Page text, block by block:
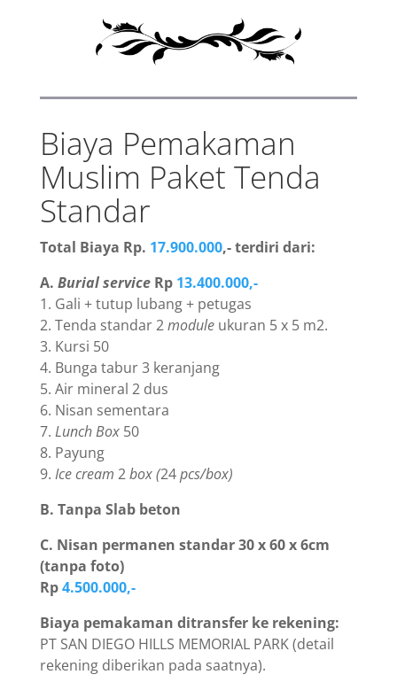
Biaya Pemakaman
Muslim Paket Tenda
Standar
Total Biaya Rp. 17.900.000,- terdiri dari:
A. Burial serviceRp 13.400.000,-
1. Gali + tutup lubang + petugas
2. Tenda standar 2moduleukuran 5 x 5 m2.
3. Kursi 50
4. Bunga tabur 3 keranjang
5. Air mineral 2 dus
6. Nisan sementara
7. Lunch Box50
8. Payung
9. Ice cream 2box (24pcs/box)
B. Tanpa Slab beton
C. Nisan permanen standar 30 x 60 x 6cm
(tanpa foto)
Rp4.500.000,-
Biaya pemakaman ditransfer ke rekening:
PT SAN DIEGO HILLS MEMORIAL PARK (detail
rekening diberikan pada saatnya).